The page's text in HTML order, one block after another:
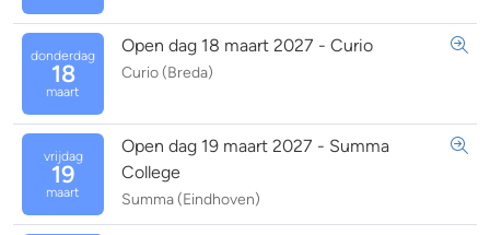
donderdag
18
maart
Open dag 18 maart 2027 - Curio
Curio (Breda)
vrijdag
19
maart
Open dag 19 maart 2027 - Summa
College
Summa (Eindhoven)